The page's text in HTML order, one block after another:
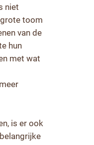
niet
toom
van de
hun
met wat
is er ook